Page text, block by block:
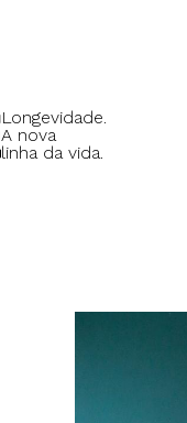
Longevidade.
A nova
linha da vida.